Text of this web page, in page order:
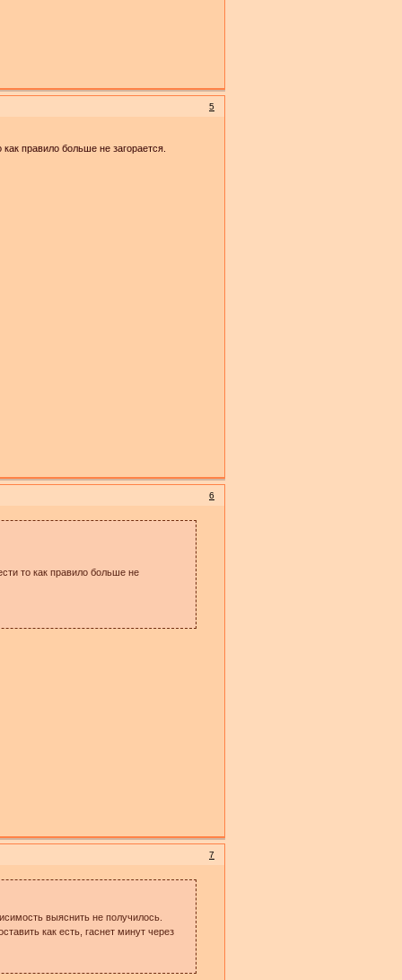
5
правило больше не загорается.
6
то как правило больше не
7
выяснить не получилось.
как есть, гаснет минут через